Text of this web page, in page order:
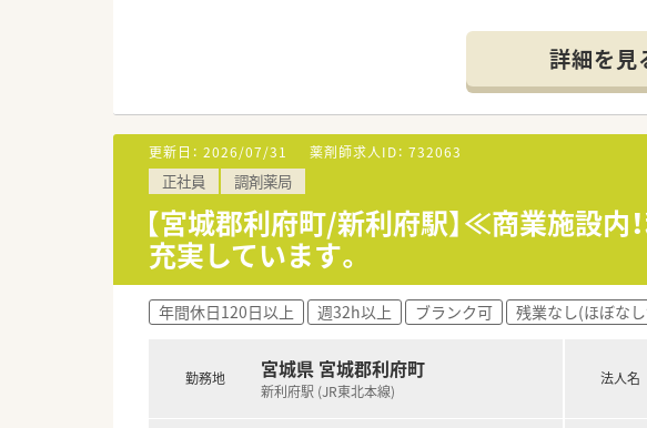
■今回は店舗の体制強化を目的とした増員募集で
■地域密着型の店舗運営を目指しており、患者様
■若手スタッフの育成にも関心があり、周囲と協
【法人特徴について】
■地域密着型の薬局を目指しており、日々の業務に
■明るく元気に過ごしていただくための健康に関
■日々の活動で常に心がけていることは、笑顔で
詳細を見
更新日： 2026/07/31 薬剤師求人ID： 732063
正社員 調剤薬局
【宮城郡利府町/新利府駅】≪商業施設
充実しています。
年間休日120日以上 週32h以上 ブランク可 残業なし(ほぼな
勤務地 宮城県 宮城郡利府町
新利府駅 (JR東北本線)
法人名